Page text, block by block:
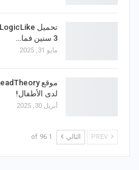
3 سنين فما…
مايو 31, 2025
لدى الأطفال!
أبريل 30, 2025
التالي 1 of 96